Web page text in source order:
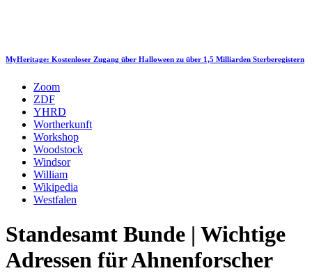
MyHeritage: Kostenloser Zugang über Halloween zu über 1,5 Milliarden Sterberegistern
Zoom
ZDF
YHRD
Wortherkunft
Workshop
Woodstock
Windsor
William
Wikipedia
Westfalen
Standesamt Bunde | Wichtige
Adressen für Ahnenforscher